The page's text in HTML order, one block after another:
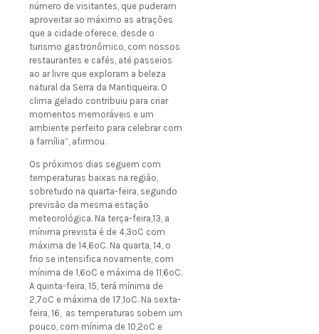
número de visitantes, que puderam
aproveitar ao máximo as atrações
que a cidade oferece, desde o
turismo gastronômico, com nossos
restaurantes e cafés, até passeios
ao ar livre que exploram a beleza
natural da Serra da Mantiqueira. O
clima gelado contribuiu para criar
momentos memoráveis e um
ambiente perfeito para celebrar com
a família”, afirmou.
Os próximos dias seguem com
temperaturas baixas na região,
sobretudo na quarta-feira, segundo
previsão da mesma estação
meteorológica. Na terça-feira,13, a
mínima prevista é de 4,3ºC com
máxima de 14,6ºC. Na quarta, 14, o
frio se intensifica novamente, com
mínima de 1,6ºC e máxima de 11,6ºC.
A quinta-feira, 15, terá mínima de
2,7ºC e máxima de 17,1ºC. Na sexta-
feira, 16, as temperaturas sobem um
pouco, com mínima de 10,2ºC e